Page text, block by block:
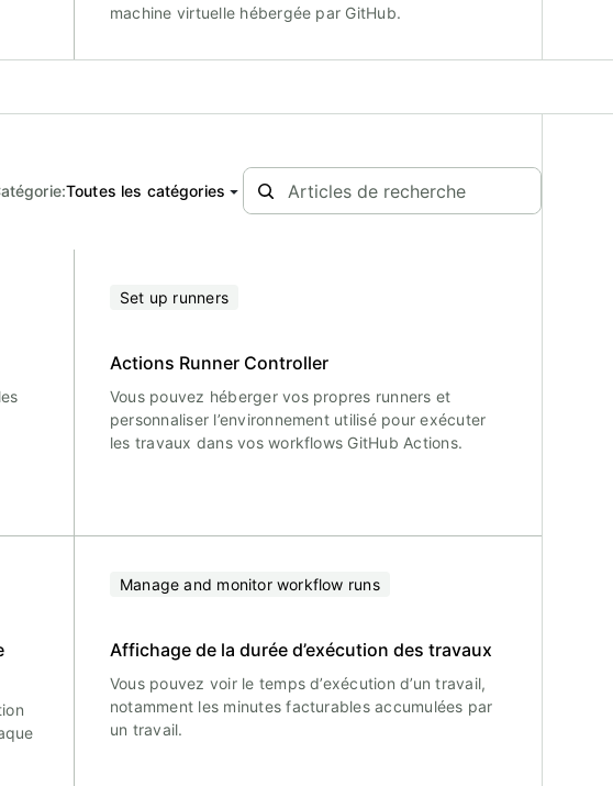
machine virtuelle hébergée par GitHub.
:Toutes les catégories
Set up runners
Actions Runner Controller
Vous pouvez héberger vos propres runners et
personnaliser l’environnement utilisé pour exécuter
les travaux dans vos workflows GitHub Actions.
Manage and monitor workflow runs
Affichage de la durée d’exécution des travaux
Vous pouvez voir le temps d’exécution d’un travail,
notamment les minutes facturables accumulées par
un travail.